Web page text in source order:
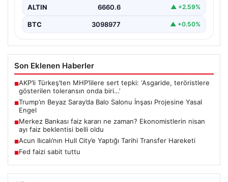
ALTIN 6660.6 ▲ +2.59%
BTC 3098977 ▲ +0.50%
Son Eklenen Haberler
■AKP’li Türkeş’ten MHP’lilere sert tepki: ‘Asgaride, teröristlere
gösterilen toleransın onda biri…’
■Trump’ın Beyaz Saray’da Balo Salonu İnşası Projesine Yasal
Engel
■Merkez Bankası faiz kararı ne zaman? Ekonomistlerin nisan
ayı faiz beklentisi belli oldu
■Acun Ilıcalı’nın Hull City’e Yaptığı Tarihi Transfer Hareketi
■Fed faizi sabit tuttu